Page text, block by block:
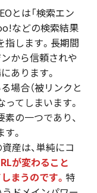
とは「検索エン
などの検索結果
します。長期間
から信頼されや
あります。
場合（被リンクと
ってしまいます。
の一つであり、
。
産は、単純にコ
が変わること
まうのです。 特